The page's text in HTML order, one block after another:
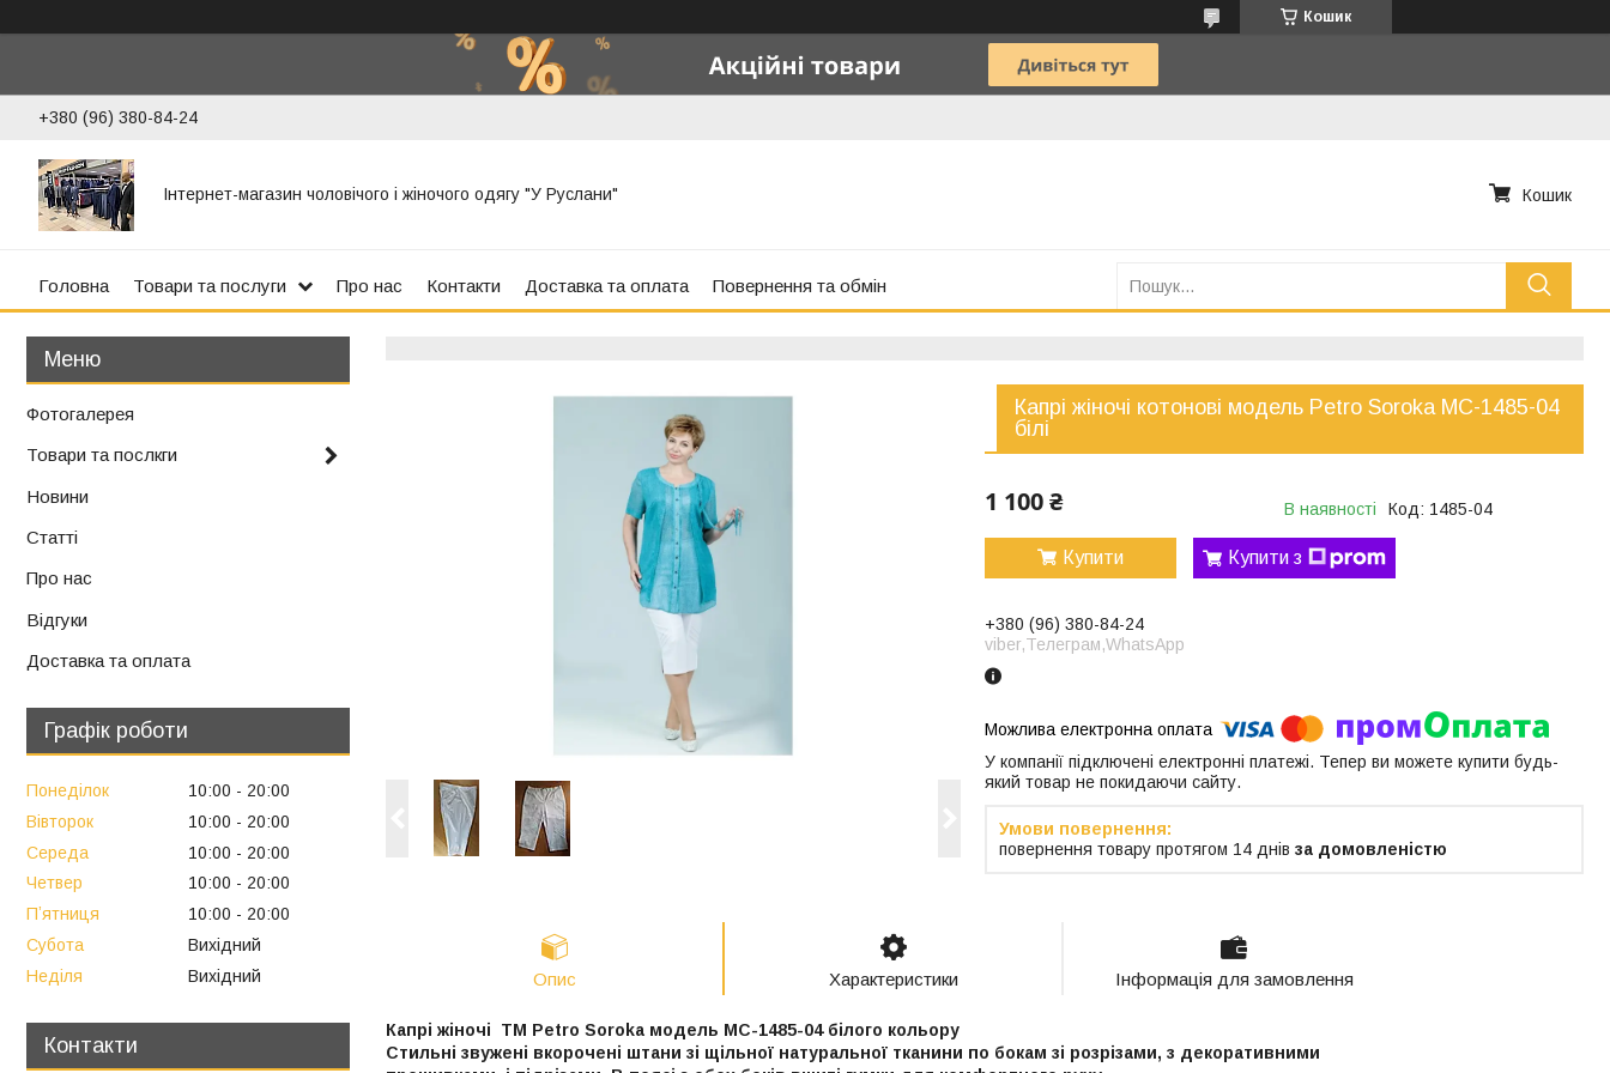
Кошик
+380 (96) 380-84-24
Інтернет-магазин чоловічого і жіночого одягу "У Руслани" Кошик
Головна Товари та послуги Про нас Контакти Доставка та оплата Повернення та обмін
Капрі жіночі котонові модель Petro Soroka МС-1485-04
білі
1 100 ₴ В наявності Код: 1485-04
Купити Купити з
+380 (96) 380-84-24
viber,Телеграм,WhatsApp
У компанії підключені електронні платежі. Тепер ви можете купити будь-
який товар не покидаючи сайту.
повернення товару протягом 14 днів за домовленістю
Опис Характеристики Інформація для замовлення
Капрі жіночі ТМ Petro Soroka модель МС-1485-04 білого кольору
Стильні звужені вкорочені штани зі щільної натуральної тканини по бокам зі розрізами, з декоративними
Фотогалерея
Товари та послкги
Новини
Статті
Про нас
Відгуки
Доставка та оплата
Графік роботи
Понеділок 10:00
20:00
Вівторок
10:00
20:00
Середа
10:00
20:00
Четвер
10:00
20:00
Пʼятниця
10:00
20:00
Субота
Вихідний
Неділя
Вихідний
Контакти